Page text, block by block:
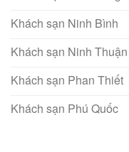
Khách sạn Ninh Bình
Khách sạn Ninh Thuận
Khách sạn Phan Thiết
Khách sạn Phú Quốc